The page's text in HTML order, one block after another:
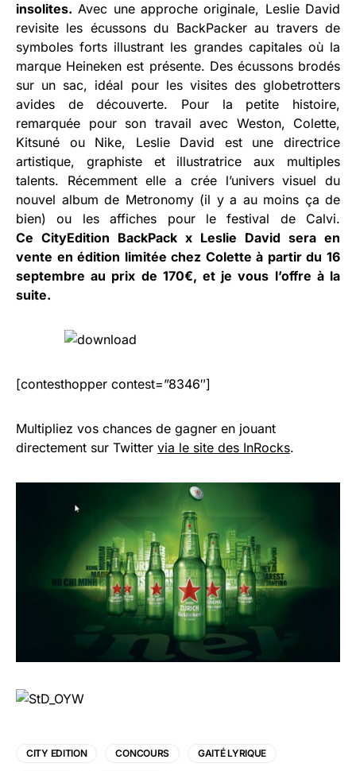
insolites. Avec une approche originale, Leslie David
revisite les écussons du BackPacker au travers de
symboles forts illustrant les grandes capitales où la
marque Heineken est présente. Des écussons brodés
sur un sac, idéal pour les visites des globetrotters
avides de découverte. Pour la petite histoire,
remarquée pour son travail avec Weston, Colette,
Kitsuné ou Nike, Leslie David est une directrice
artistique, graphiste et illustratrice aux multiples
talents. Récemment elle a crée l’univers visuel du
nouvel album de Metronomy (il y a au moins ça de
bien) ou les affiches pour le festival de Calvi.
Ce CityEdition BackPack x Leslie David sera en
vente en édition limitée chez Colette à partir du 16
septembre au prix de 170€, et je vous l’offre à la
suite.
[contesthopper contest=”8346″]
Multipliez vos chances de gagner en jouant
directement sur Twitter via le site des InRocks.
CITY EDITION CONCOURS GAITÉ LYRIQUE